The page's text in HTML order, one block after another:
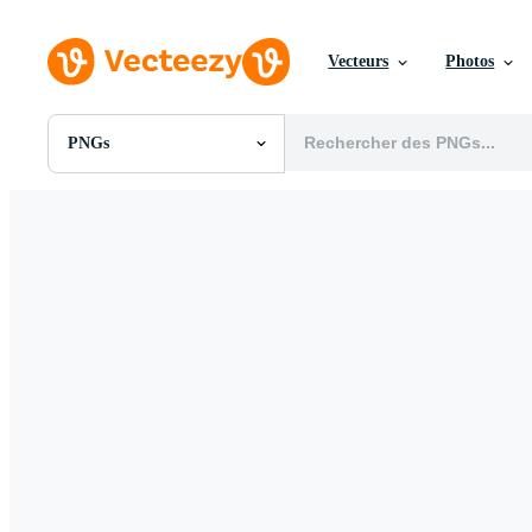
Vecteurs Photos
PNGs
Toutes Images